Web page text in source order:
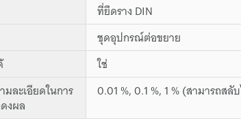
ที่ยึดราง DIN
ชุดอุปกรณ์ต่อขยาย
ใช่
มละเอียดในการ
งผล
0.01 %, 0.1 %, 1 % (สามารถสลั